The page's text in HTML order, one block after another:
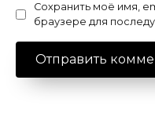
Сохранить моё имя,
браузере для